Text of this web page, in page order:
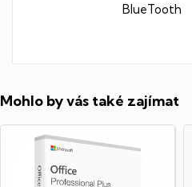
BlueTooth
Mohlo by vás také zajímat